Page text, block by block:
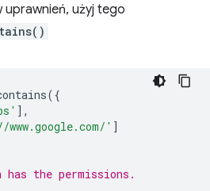
uprawnień, użyj tego
({
],
' ]
the permissions.